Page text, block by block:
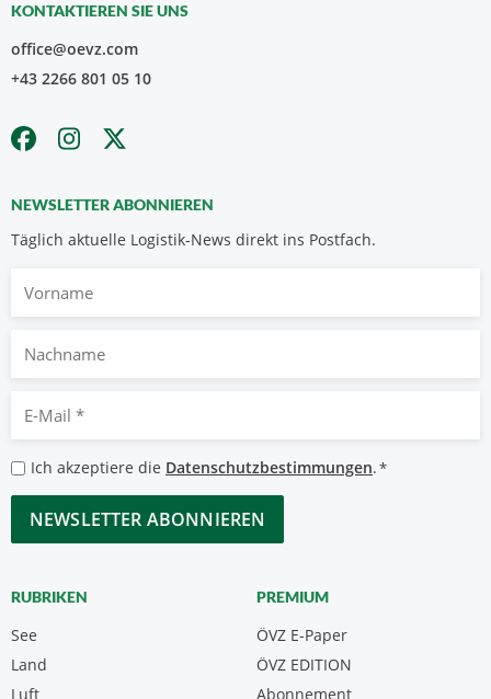
KONTAKTIEREN SIE UNS
office@oevz.com
+43 2266 801 05 10
NEWSLETTER ABONNIEREN
Täglich aktuelle Logistik-News direkt ins Postfach.
Nachname
Mail
*
Datenschutzbestimmungen
*
Ich akzeptiere die Datenschutzbestimmungen.*
CAPTCHA
RUBRIKEN
See
Land
Luft
PREMIUM
ÖVZ E-Paper
Abonnement
ÖVZ EDITION